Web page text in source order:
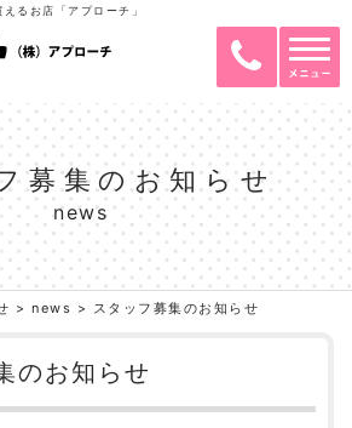
るお店「アプローチ」
募集のお知らせ
news
>news > スタッフ募集のお知らせ
のお知らせ